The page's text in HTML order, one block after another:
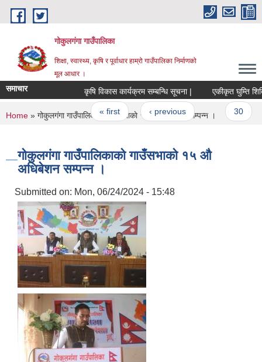
Skip to main content
गोकुलगंगा गाउँपालिका
शिक्षा, स्वास्थ्य, कृषि र पूर्वाधार हाम्रो गाउँपालिका निर्माणको
मूल आधार ।
समाचार कृषि विकास कार्यक्रम सम्बन्धि सूचना | एकीकृत घुम्ति
Pages
« first ‹ previous … 30
You are here
Home » गोकुलगंगा गाउँपालिकाको गाउँसभाकाे १५ औ अधिबेशन सम्पन्न ।
गोकुलगंगा गाउँपालिकाको गाउँसभाकाे १५ औ
अधिबेशन सम्पन्न ।
Submitted on: Mon, 06/24/2024 - 15:48